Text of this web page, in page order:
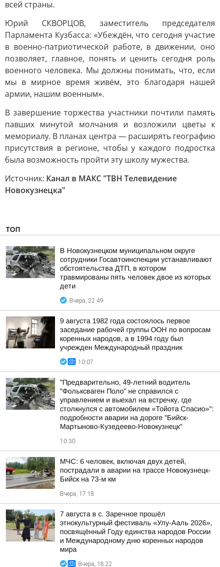
всей страны.
Юрий СКВОРЦОВ, заместитель председателя
Парламента Кузбасса: «Убеждён, что сегодня участие
в военно-патриотической работе, в движении, оно
позволяет, главное, понять и ценить сегодня роль
военного человека. Мы должны понимать, что, если
мы в мирное время живём, это благодаря нашей
армии, нашим военным».
В завершение торжества участники почтили память
павших минутой молчания и возложили цветы к
мемориалу. В планах центра — расширять географию
присутствия в регионе, чтобы у каждого подростка
была возможность пройти эту школу мужества.
Источник: Канал в МАКС "ТВН Телевидение
Новокузнецка"
ТОП
В Новокузнецком муниципальном округе
сотрудники Госавтоинспекции устанавливают
обстоятельства ДТП, в котором
травмированы пять человек двое из которых
дети
Вчера, 22:49
9 августа 1982 года состоялось первое
заседание рабочей группы ООН по вопросам
коренных народов, а в 1994 году был
учрежден Международный праздник
10:07
"Предварительно, 49-летний водитель
"Фольксваген Поло" не справился с
управлением и выехал на встречку, где
столкнулся с автомобилем «Тойота Спасио»":
подробности аварии на дороге "Бийск-
Мартыново-Кузедеево-Новокузнецк"
10:30
МЧС: 6 человек, включая двух детей,
пострадали в аварии на трассе Новокузнецк-
Бийск на 73-м км
Вчера, 17:18
7 августа в с. Заречное прошёл
этнокультурный фестиваль «Улу-Ааль 2026»,
посвящённый Году единства народов России
и Международному дню коренных народов
мира
Вчера, 18:22